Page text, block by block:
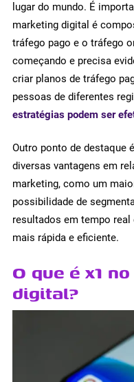
lugar do mundo. É
marketing digital é
tráfego pago e o tráfego
começando e precisa
criar planos de tráfego
pessoas de diferentes
estratégias podem ser
Outro ponto de destaque
diversas vantagens em
marketing, como um
possibilidade de
resultados em tempo
mais rápida e eficiente.
O que é x1
digital?